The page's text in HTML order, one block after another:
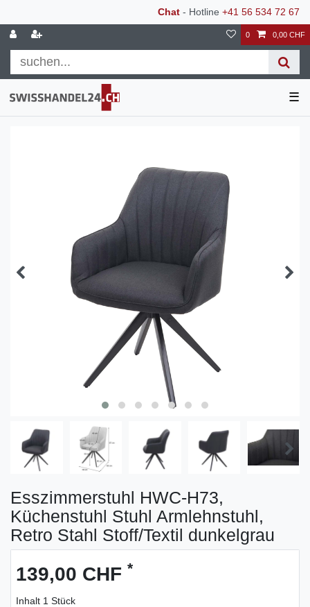
Chat - Hotline +41 56 534 72 67
0 0,00 CHF
☰
Esszimmerstuhl HWC-H73,
Küchenstuhl Stuhl Armlehnstuhl,
Retro Stahl Stoff/Textil dunkelgrau
139,00 CHF *
Inhalt 1 Stück